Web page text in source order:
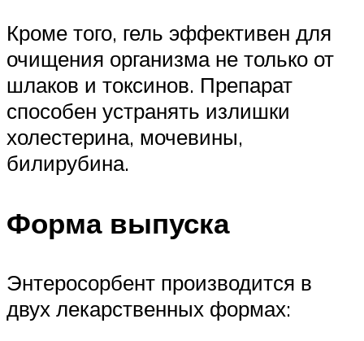
Кроме того, гель эффективен для
очищения организма не только от
шлаков и токсинов. Препарат
способен устранять излишки
холестерина, мочевины,
билирубина.
Форма выпуска
Энтеросорбент производится в
двух лекарственных формах: